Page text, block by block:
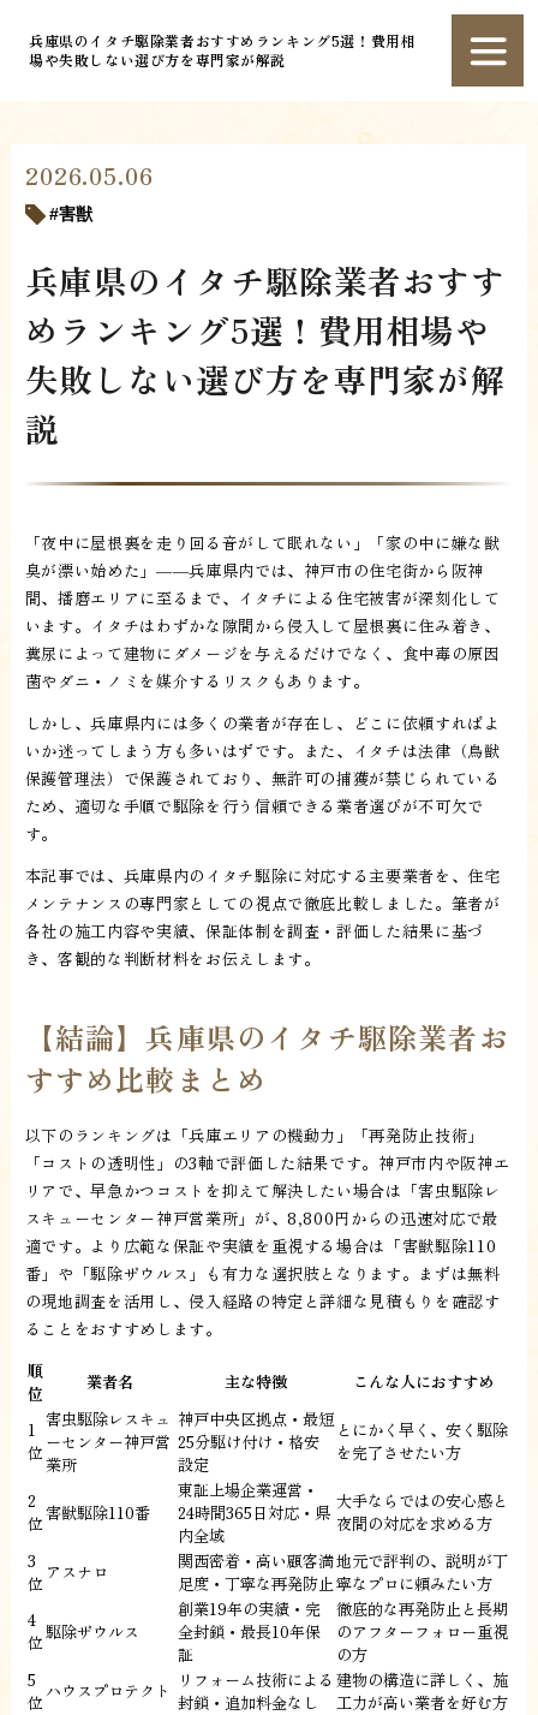
兵庫県のイタチ駆除業者おすすめランキング5選！費用相
場や失敗しない選び方を専門家が解説
2026.05.06
害獣
兵庫県のイタチ駆除業者おすす
めランキング5選！費用相場や
失敗しない選び方を専門家が解
説
「夜中に屋根裏を走り回る音がして眠れない」「家の中に嫌な獣
臭が漂い始めた」――兵庫県内では、神戸市の住宅街から阪神
間、播磨エリアに至るまで、イタチによる住宅被害が深刻化して
います。イタチはわずかな隙間から侵入して屋根裏に住み着き、
糞尿によって建物にダメージを与えるだけでなく、食中毒の原因
菌やダニ・ノミを媒介するリスクもあります。
しかし、兵庫県内には多くの業者が存在し、どこに依頼すればよ
いか迷ってしまう方も多いはずです。また、イタチは法律（鳥獣
保護管理法）で保護されており、無許可の捕獲が禁じられている
ため、適切な手順で駆除を行う信頼できる業者選びが不可欠で
す。
本記事では、兵庫県内のイタチ駆除に対応する主要業者を、住宅
メンテナンスの専門家としての視点で徹底比較しました。筆者が
各社の施工内容や実績、保証体制を調査・評価した結果に基づ
き、客観的な判断材料をお伝えします。
【結論】兵庫県のイタチ駆除業者お
すすめ比較まとめ
以下のランキングは「兵庫エリアの機動力」「再発防止技術」
「コストの透明性」の3軸で評価した結果です。神戸市内や阪神エ
リアで、早急かつコストを抑えて解決したい場合は「害虫駆除レ
スキューセンター神戸営業所」が、8,800円からの迅速対応で最
適です。より広範な保証や実績を重視する場合は「害獣駆除110
番」や「駆除ザウルス」も有力な選択肢となります。まずは無料
の現地調査を活用し、侵入経路の特定と詳細な見積もりを確認す
ることをおすすめします。
順
位
業者名 主な特徴 こんな人におすすめ
1
位
害虫駆除レスキュ
ーセンター神戸営
業所
神戸中央区拠点・最短
25分駆け付け・格安
設定
とにかく早く、安く駆除
を完了させたい方
2
位害獣駆除110番
東証上場企業運営・
24時間365日対応・県
内全域
大手ならではの安心感と
夜間の対応を求める方
3
位
アスナロ
関西密着・高い顧客満
足度・丁寧な再発防止
地元で評判の、説明が丁
寧なプロに頼みたい方
4
位駆除ザウルス
創業19年の実績・完
全封鎖・最長10年保
証
徹底的な再発防止と長期
のアフターフォロー重視
の方
5
位
ハウスプロテクト
リフォーム技術による
封鎖・追加料金なし
建物の構造に詳しく、施
工力が高い業者を好む方